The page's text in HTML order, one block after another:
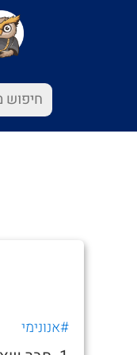
#אנונימי